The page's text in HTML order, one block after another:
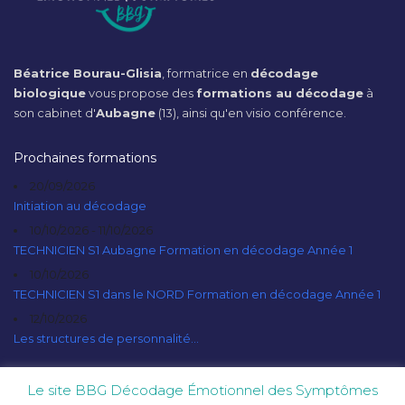
Béatrice Bourau-Glisia , formatrice en décodage
biologiquevous propose des formations au décodage à
son cabinet d'Aubagne (13), ainsi qu'en visio conférence.
Prochaines formations
20/09/2026
Initiation au décodage
10/10/2026 - 11/10/2026
TECHNICIEN S1 Aubagne Formation en décodage Année 1
10/10/2026
TECHNICIEN S1 dans le NORD Formation en décodage Année 1
12/10/2026
Les structures de personnalité...
Le site BBG Décodage Émotionnel des Symptômes